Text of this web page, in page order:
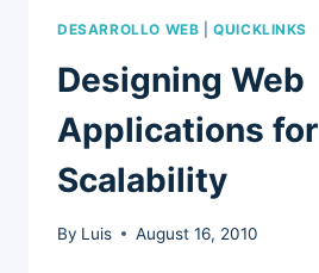
DESARROLLO WEB |QUICKLINKS
Designing Web
Applications for
Scalability
By Luis August 16, 2010